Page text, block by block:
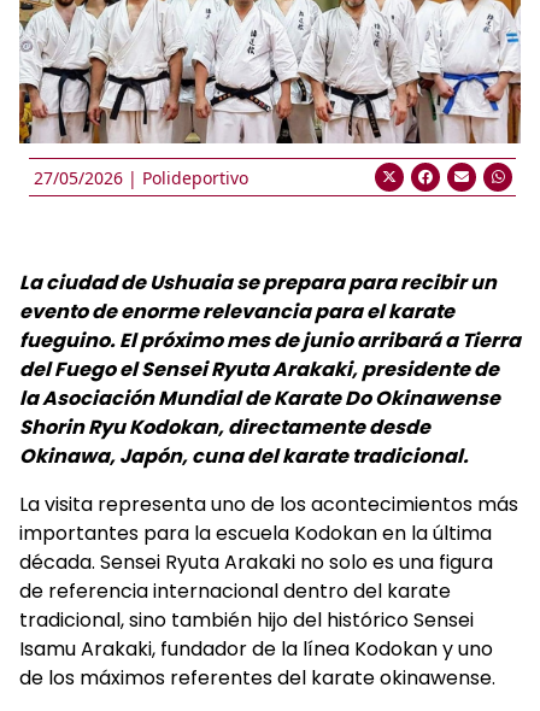
27/05/2026 | Polideportivo
La ciudad de Ushuaia se prepara para recibir un
evento de enorme relevancia para el karate
fueguino. El próximo mes de junio arribará a Tierra
del Fuego el Sensei Ryuta Arakaki, presidente de
la Asociación Mundial de Karate Do Okinawense
Shorin Ryu Kodokan, directamente desde
Okinawa, Japón, cuna del karate tradicional.
La visita representa uno de los acontecimientos más
importantes para la escuela Kodokan en la última
década. Sensei Ryuta Arakaki no solo es una figura
de referencia internacional dentro del karate
tradicional, sino también hijo del histórico Sensei
Isamu Arakaki, fundador de la línea Kodokan y uno
de los máximos referentes del karate okinawense.